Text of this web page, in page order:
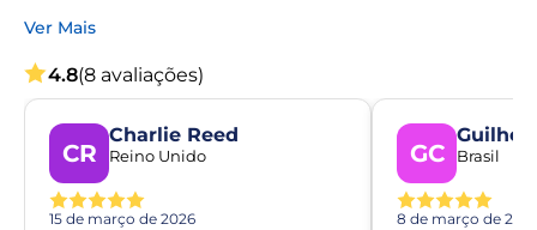
Ver Mais
4.8(8 avaliações)
CR
Charlie Reed
Reino Unido
15 de março de 2026
GC Brasil
8 de março de